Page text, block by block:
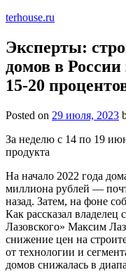
terhouse.ru
Эксперты:
домов в России
15-20
Posted on 29 июля, 2023
За неделю с 14 по 19
продукта
На начало 2022 года
миллиона рублей —
назад. Затем, на фоне
Как рассказал
Лазовского» Максим
снижение цен на
от технологии и
домов снижалась в